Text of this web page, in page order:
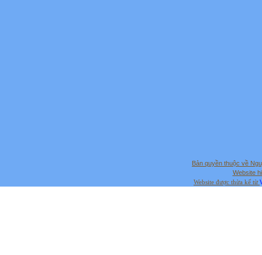
Bản quyền thuộc về
Website
Website được thừa kế từ